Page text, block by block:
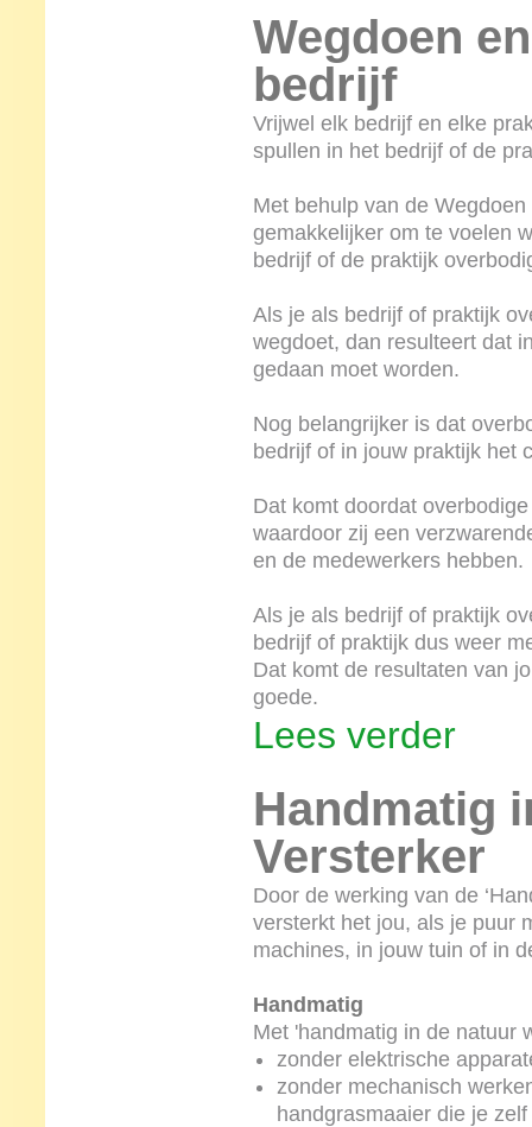
Wegdoen
bedrijf
Vrijwel elk bedrijf en elke
spullen in het bedrijf of de
Met behulp van de
gemakkelijker om te voelen
bedrijf of de praktijk
Als je als bedrijf of praktijk
wegdoet, dan resulteert dat
gedaan moet worden.
Nog belangrijker is dat
bedrijf of in jouw praktijk het
Dat komt doordat
waardoor zij een
en de medewerkers hebben.
Als je als bedrijf of praktijk
bedrijf of praktijk dus weer
Dat komt de resultaten van
goede.
Lees verder
Handmatig
Versterker
Door de werking van de
versterkt het jou, als je puur
machines, in jouw tuin of in
Handmatig
Met 'handmatig in de natuur
zonder elektrische
zonder mechanisch
handgrasmaaier die je